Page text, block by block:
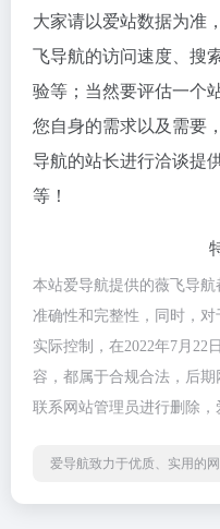
大家请以爱站数据为准
飞导航的访问速度、搜
验等；当然要评估一个
您自身的需求以及需要
导航的站长进行洽谈提
等！
本站爱导航提供的薇飞导
准确性和完整性，同时，
实际控制，在2022年7月22
容，都属于合规合法，后
联系网站管理员进行删除，
爱导航致力于优质、实用的